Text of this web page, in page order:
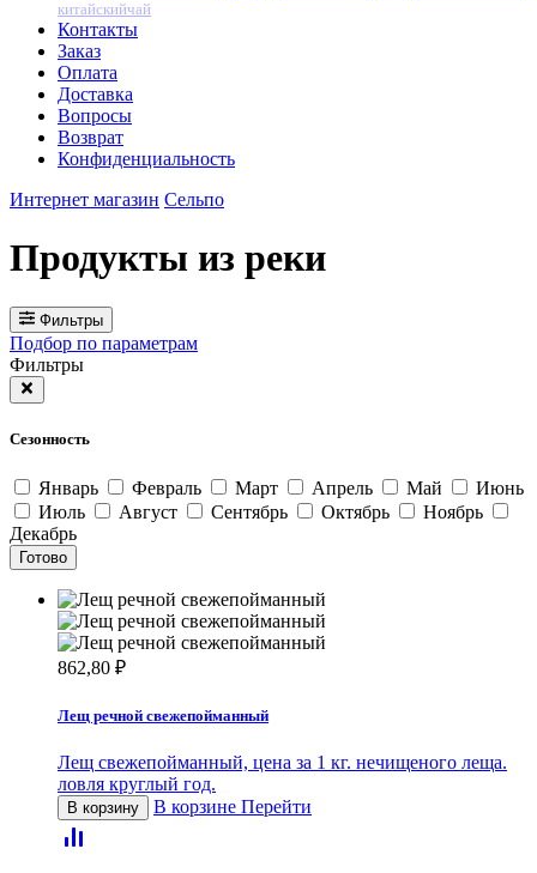
китайскийчай
Контакты
Заказ
Оплата
Доставка
Вопросы
Возврат
Конфиденциальность
Интернет магазин Сельпо
Продукты из реки
Фильтры
Подбор по параметрам
Фильтры
Сезонность
Январь Февраль Март Апрель Май
Июнь
Июль
Август Сентябрь Октябрь
Ноябрь
Декабрь
Готово
862,80 ₽
Лещ речной свежепойманный
Лещ свежепойманный, цена за 1 кг. нечищеного леща.
ловля круглый год.
В корзину В корзине Перейти